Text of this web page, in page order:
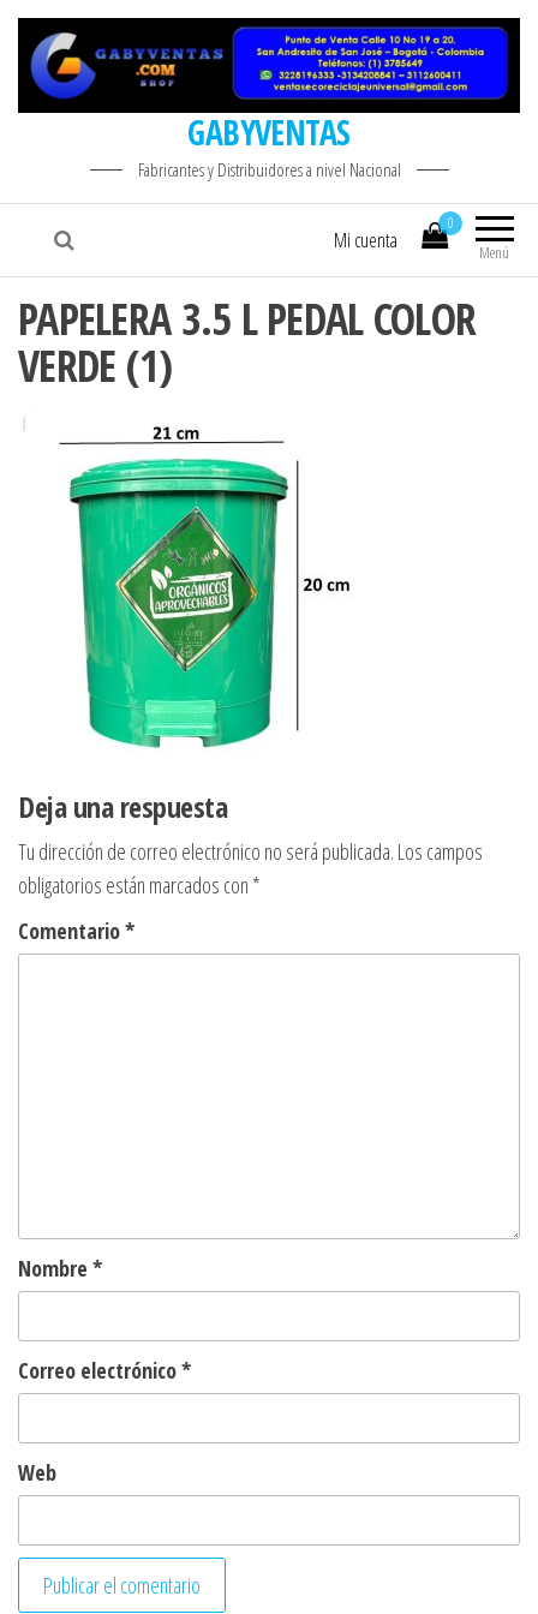
GABYVENTAS
Fabricantes y Distribuidores a nivel Nacional
Menú
0
Mi cuenta
PAPELERA 3.5 L PEDAL COLOR
VERDE (1)
Deja una respuesta
Tu dirección de correo electrónico no será publicada. Los campos
obligatorios están marcados con *
Comentario*
Nombre *
Correo electrónico*
Web